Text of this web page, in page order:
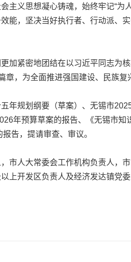
义思想凝心铸魂，始终牢记“为
能，坚决当好执行者、行动派、
紧密地团结在以习近平同志为
，为全面推进强国建设、民族复
规划纲要（草案）、无锡市
年预算草案的报告、《无锡市
告，提请审查、审议。
人大常委会工作机构负责人，
上开发区负责人及经济发达镇党